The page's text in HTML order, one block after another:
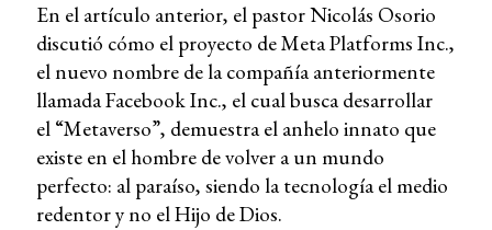
En el artículo anterior, el pastor Nicolás Osorio
discutió cómo el proyecto de Meta Platforms Inc.,
el nuevo nombre de la compañía anteriormente
llamada Facebook Inc., el cual busca desarrollar
el “Metaverso”, demuestra el anhelo innato que
existe en el hombre de volver a un mundo
perfecto: al paraíso, siendo la tecnología el medio
redentor y no el Hijo de Dios.